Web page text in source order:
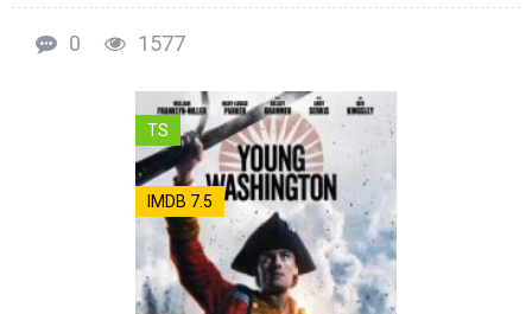
0 1577
TS
IMDB 7.5